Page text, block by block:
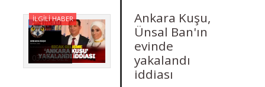
03.09.2022
Ankara Kuşu,
Ünsal Ban'ın
evinde
yakalandı
iddiası
İLGİLİ HABER